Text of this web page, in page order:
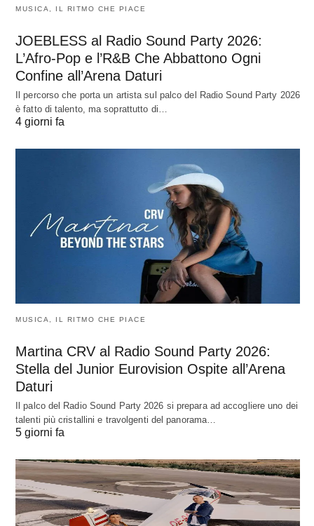
MUSICA, IL RITMO CHE PIACE
JOEBLESS al Radio Sound Party 2026:
L’Afro-Pop e l’R&B Che Abbattono Ogni
Confine all’Arena Daturi
Il percorso che porta un artista sul palco del Radio Sound Party 2026
è fatto di talento, ma soprattutto di…
4 giorni fa
MUSICA, IL RITMO CHE PIACE
Martina CRV al Radio Sound Party 2026:
Stella del Junior Eurovision Ospite all’Arena
Daturi
Il palco del Radio Sound Party 2026 si prepara ad accogliere uno dei
talenti più cristallini e travolgenti del panorama…
5 giorni fa